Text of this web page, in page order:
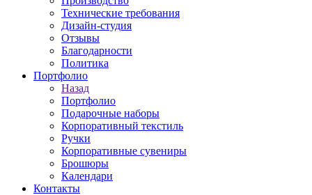
Технические требования
Дизайн-студия
Отзывы
Благодарности
Политика
Портфолио
Назад
Портфолио
Подарочные наборы
Корпоративный текстиль
Ручки
Корпоративные сувениры
Брошюры
Календари
Контакты